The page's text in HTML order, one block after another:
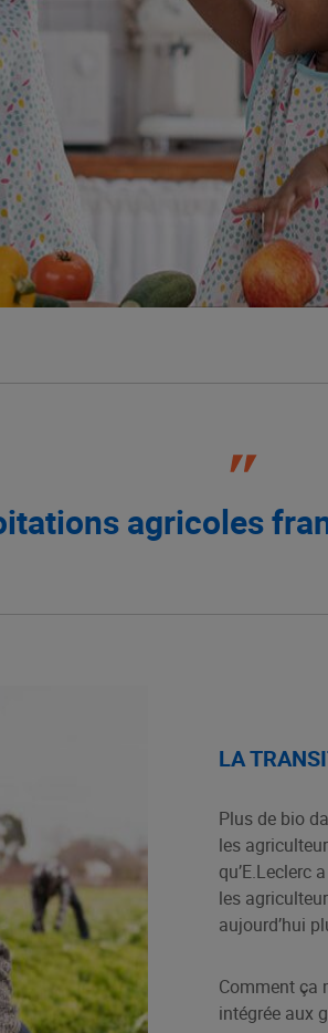
agricoles
LA
Plus de bio
les
qu’E.Leclerc
les
aujourd’hui
Comment ça
intégrée aux